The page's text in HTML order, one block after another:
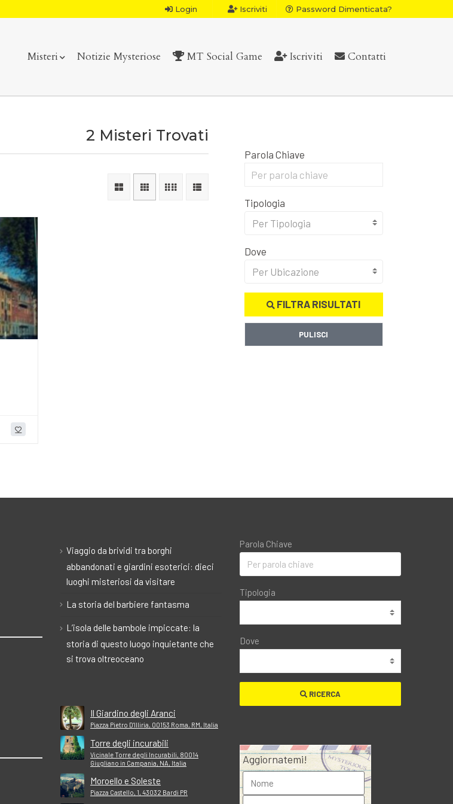
Login Iscriviti Password Dimenticata?
Misteri Notizie Mysteriose MT Social Game Iscriviti Contatti
2 Misteri Trovati
Parola Chiave
Tipologia
Per Tipologia
Dove
Per Ubicazione
FILTRA RISULTATI
PULISCI
Viaggio da brividi tra borghi
abbandonati e giardini esoterici: dieci
luoghi misteriosi da visitare
La storia del barbiere fantasma
L’isola delle bambole impiccate: la
storia di questo luogo inquietante che
si trova oltreoceano
Il Giardino degli Aranci
Piazza Pietro D'Illiria, 00153 Roma, RM, Italia
Torre degli incurabili
Vicinale Torre degli Incurabili, 80014
Giugliano in Campania, NA, Italia
Moroello e Soleste
Piazza Castello, 1, 43032 Bardi PR
Parola Chiave
Tipologia
Dove
RICERCA
Aggiornatemi!